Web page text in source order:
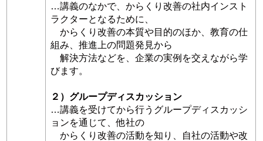
…講義のなかで、からくり改善の社内インスト
ラクターとなるために、
からくり改善の本質や⽬的のほか、教育の仕
組み、推進上の問題発⾒から
解決⽅法などを、企業の実例を交えながら学
びます。
２）グループディスカッション
…講義を受けてから⾏うグループディスカッシ
ョンを通じて、他社の
からくり改善の活動を知り、⾃社の活動や改